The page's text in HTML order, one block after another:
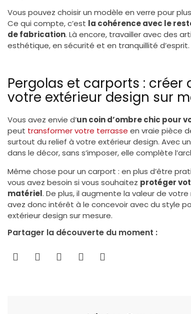
Vous pouvez choisir un modèle en verre pour
Ce qui compte, c’est la cohérence avec le
de fabrication. Là encore, travailler avec des
esthétique, en sécurité et en tranquillité d’esprit.
Pergolas et carports :
votre extérieur design sur
Vous avez envie d’un coin d’ombre chic pour
peut transformer votre terrasse en vraie pièce
surtout du relief à votre extérieur design. Avec
dans le décor, sans s’imposer, elle complète
Même chose pour un carport : en plus d’être
vous avez besoin si vous souhaitez protéger
matériel. De plus, il augmente la valeur de
avez donc intérêt à le concevoir avec du style
extérieur design sur mesure.
Partager la découverte du moment :